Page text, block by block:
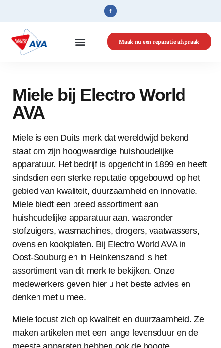
Maak nu een reparatie afspraak
Home»Miele
Miele bij Electro World
AVA
Miele is een Duits merk dat wereldwijd bekend
staat om zijn hoogwaardige huishoudelijke
apparatuur. Het bedrijf is opgericht in 1899 en heeft
sindsdien een sterke reputatie opgebouwd op het
gebied van kwaliteit, duurzaamheid en innovatie.
Miele biedt een breed assortiment aan
huishoudelijke apparatuur aan, waaronder
stofzuigers, wasmachines, drogers, vaatwassers,
ovens en kookplaten. Bij Electro World AVA in
Oost-Souburg en in Heinkenszand is het
assortiment van dit merk te bekijken. Onze
medewerkers geven hier u het beste advies en
denken met u mee.
Miele focust zich op kwaliteit en duurzaamheid. Ze
maken artikelen met een lange levensduur en de
meeste apparaten hebben ook de hoogte